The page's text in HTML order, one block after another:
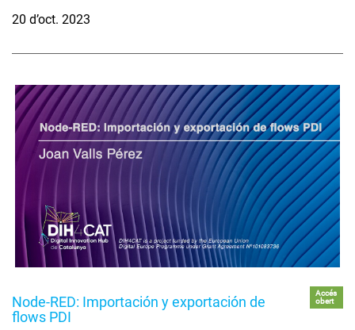
20 d’oct. 2023
Node-RED: Importación y exportación de
flows PDI
Accés
obert